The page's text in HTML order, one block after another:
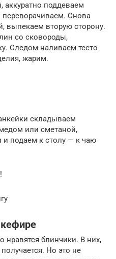
аккуратно поддеваем
Снова
выпекаем вторую сторону.
со сковороды,
Следом наливаем тесто
жарим.
складываем
или сметаной,
и подаем к столу — к чаю
нравятся блинчики. В них,
Но это не